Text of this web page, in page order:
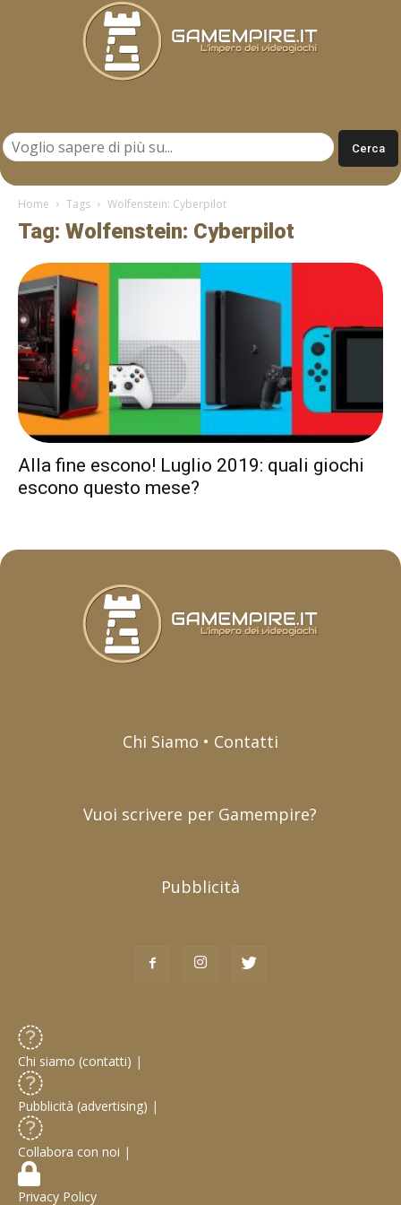
Home Tags Wolfenstein: Cyberpilot
Tag: Wolfenstein: Cyberpilot
Alla fine escono! Luglio 2019: quali giochi
escono questo mese?
Chi Siamo • Contatti
Vuoi scrivere per Gamempire?
Pubblicità
Chi siamo (contatti) |
Pubblicità (advertising) |
Collabora con noi |
Privacy Policy